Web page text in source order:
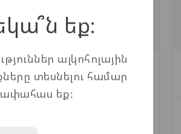
"Hike" премиум-класса
л
եք։
ալկոհոլային
տեսնելու համար
եք: